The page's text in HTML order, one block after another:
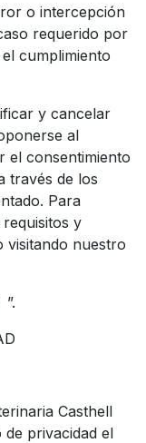
o intercepción
requerido por
cumplimiento
y cancelar
al
el consentimiento
través de los
Para
y
visitando nuestro
Casthell
de privacidad el